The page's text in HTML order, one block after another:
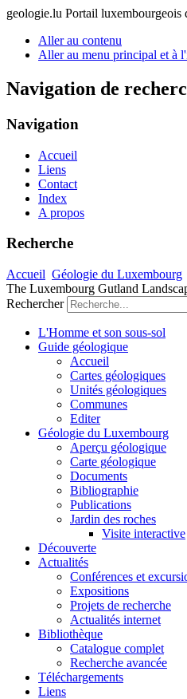
geologie.lu Portail luxembourgeois
Aller au contenu
Aller au menu principal et à
Navigation de
Navigation
Accueil
Liens
Contact
Index
A propos
Recherche
Accueil Géologie du Luxembourg
The Luxembourg Gutland
Rechercher
L'Homme et son sous-sol
Guide géologique
Accueil
Cartes géologiques
Unités géologiques
Communes
Editer
Géologie du Luxembourg
Aperçu géologique
Carte géologique
Documents
Bibliographie
Publications
Jardin des roches
Visite interactive
Découverte
Actualités
Conférences et
Expositions
Projets de recherche
Actualités internet
Bibliothèque
Catalogue complet
Recherche avancée
Téléchargements
Liens